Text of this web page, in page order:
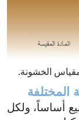
أساساً، ولكل